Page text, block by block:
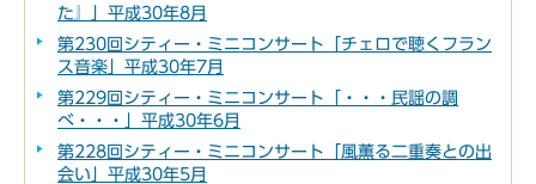
た』」平成30年8月
第230回シティー・ミニコンサート「チェロで聴くフラン
ス音楽」平成30年7月
第229回シティー・ミニコンサート「・・・民謡の調
べ・・・」平成30年6月
第228回シティー・ミニコンサート「風薫る二重奏との出
会い」平成30年5月